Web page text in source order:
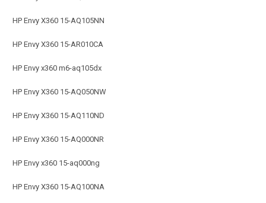
HP Envy X360 15-AQ105NN
HP Envy X360 15-AR010CA
HP Envy x360 m6-aq105dx
HP Envy X360 15-AQ050NW
HP Envy X360 15-AQ110ND
HP Envy X360 15-AQ000NR
HP Envy x360 15-aq000ng
HP Envy X360 15-AQ100NA